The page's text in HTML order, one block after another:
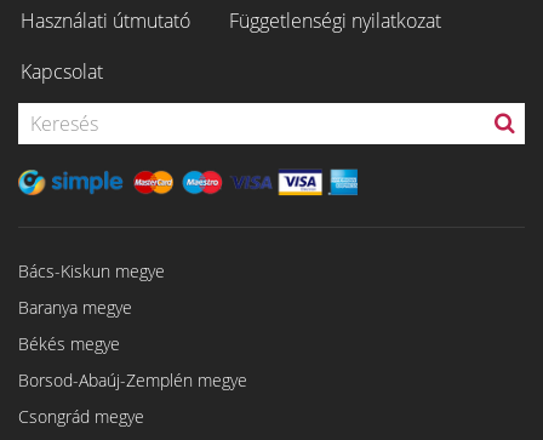
Használati útmutató
Függetlenségi nyilatkozat
Kapcsolat
Bács-Kiskun megye
Baranya megye
Békés megye
Borsod-Abaúj-Zemplén megye
Csongrád megye